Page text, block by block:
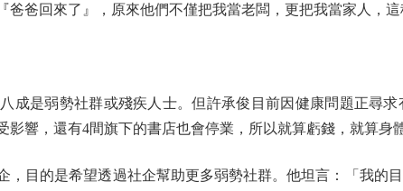
爸回來了』，原來他們不僅把我當老闆，更把我當家人，這
是弱勢社群或殘疾人士。但許承俊目前因健康問題正尋求
影響，還有4間旗下的書店也會停業，所以就算虧錢，就算身
目的是希望透過社企幫助更多弱勢社群。他坦言：「我的